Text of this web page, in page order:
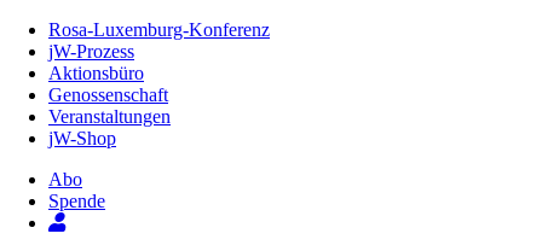
Inhalt
Seite
Rosa-Luxemburg-Konferenz
jW-Prozess
Aktionsbüro
Genossenschaft
Veranstaltungen
jW-Shop
Abo
Spende